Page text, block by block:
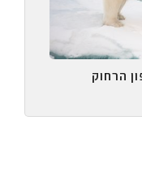
הרחוק